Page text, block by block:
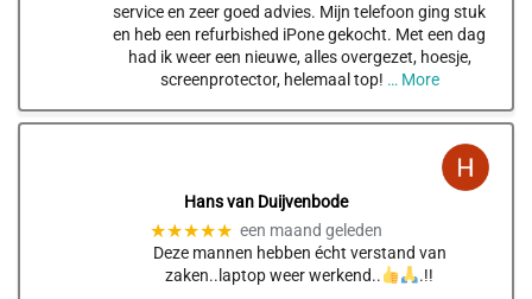
service en zeer goed advies. Mijn telefoon ging stuk
en heb een refurbished iPone gekocht. Met een dag
had ik weer een nieuwe, alles overgezet, hoesje,
screenprotector, helemaal top! … More
Hans van Duijvenbode
★★★★★ een maand geleden
Deze mannen hebben écht verstand van
zaken..laptop weer werkend..
.!!